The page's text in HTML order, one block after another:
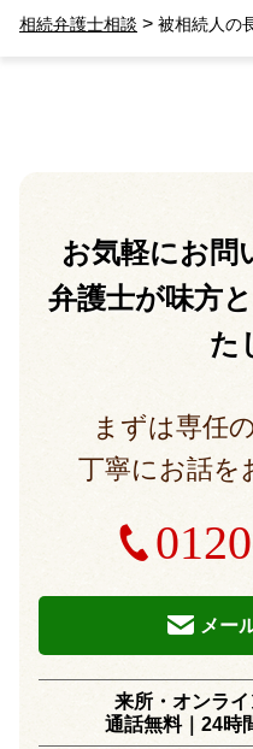
相続弁護士相談 > 被相続人の
お気軽にお問
弁護士が味方
た
まずは専任
丁寧にお話を
メー
来所・オンラ
通話無料｜24時